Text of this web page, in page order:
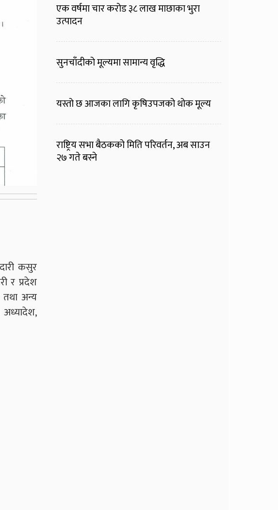
कसुर
र प्रदेश
तथा अन्य
अध्यादेश,
एक वर्षमा चार करोड ३८ लाख माछाका भुरा
उत्पादन
सुनचाँदीको मूल्यमा सामान्य वृद्धि
यस्तो छ आजका लागि कृषिउपजको थोक मूल्य
राष्ट्रिय सभा बैठकको मिति परिवर्तन, अब साउन
२७ गते बस्ने